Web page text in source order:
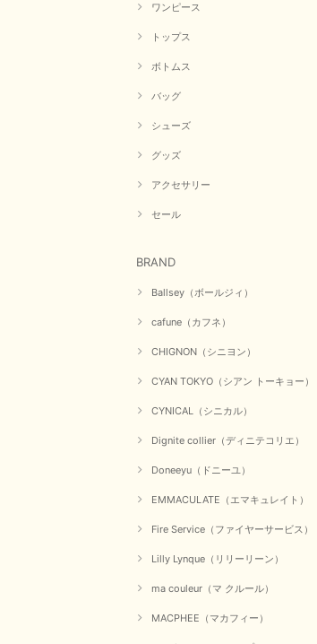
ワンピース
トップス
ボトムス
バッグ
シューズ
グッズ
アクセサリー
セール
BRAND
Ballsey（ボールジィ）
cafune（カフネ）
CHIGNON（シニヨン）
CYAN TOKYO（シアン トーキョー）
CYNICAL（シニカル）
Dignite collier（ディニテコリエ）
Doneeyu（ドニーユ）
EMMACULATE（エマキュレイト）
Fire Service（ファイヤーサービス）
Lilly Lynque（リリーリーン）
ma couleur（マ クルール）
MACPHEE（マカフィー）